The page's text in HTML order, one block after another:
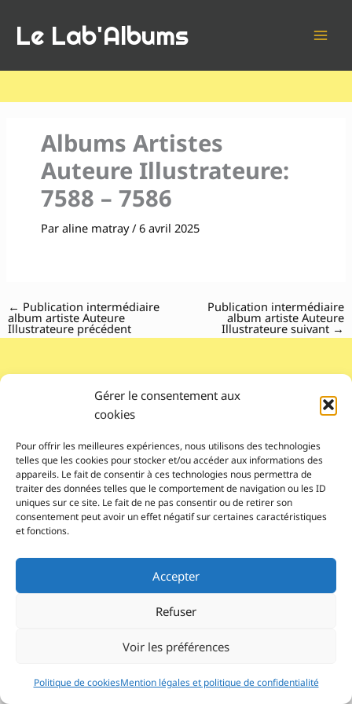
Gérer le consentement aux
cookies
Pour offrir les meilleures expériences, nous utilisons des technologies
telles que les cookies pour stocker et/ou accéder aux informations des
appareils. Le fait de consentir à ces technologies nous permettra de
traiter des données telles que le comportement de navigation ou les ID
uniques sur ce site. Le fait de ne pas consentir ou de retirer son
consentement peut avoir un effet négatif sur certaines caractéristiques
et fonctions.
Accepter
Refuser
Voir les préférences
Politique de cookiesMention légales et politique de confidentialité
contenu
Le Lab'Albums
Albums Artistes
Auteure Illustrateure:
7588 – 7586
Par aline matray/ 6 avril 2025
← Publication intermédiaire
album artiste Auteure
Illustrateure précédent
Publication intermédiaire
album artiste Auteure
Illustrateure suivant →
© 2026 Le Lab'Albums
Inscription Newsletter